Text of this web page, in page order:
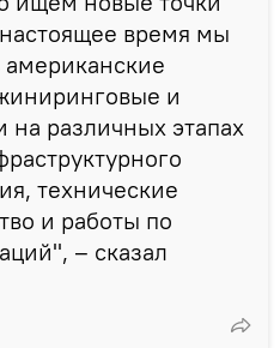
время мы
и
различных этапах
технические
и работы по
– сказал